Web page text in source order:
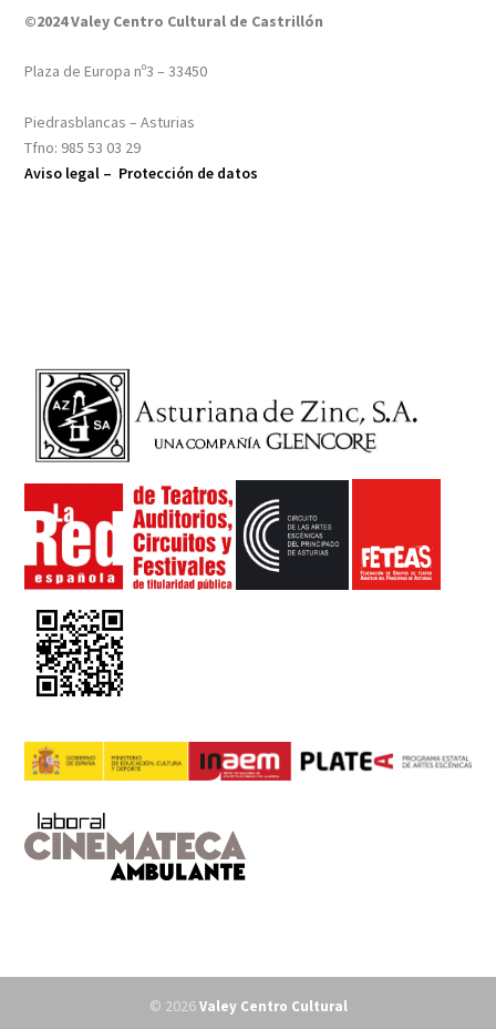
©2024 Valey Centro Cultural de Castrillón
Plaza de Europa nº3 – 33450
Piedrasblancas – Asturias
Tfno: 985 53 03 29
Aviso legal – Protección de datos
© 2026Valey Centro Cultural